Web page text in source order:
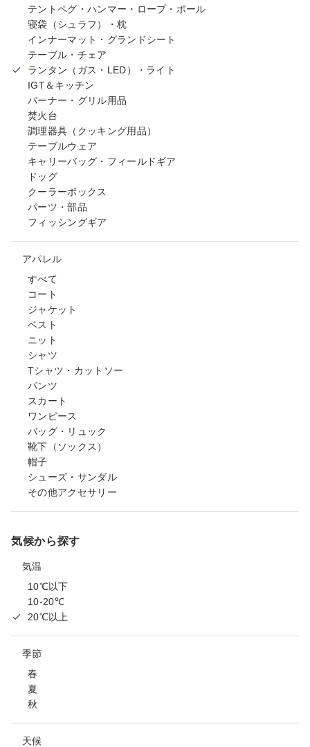
テントペグ・ハンマー・ロープ・ポール
寝袋（シュラフ）・枕
インナーマット・グランドシート
テーブル・チェア
ランタン（ガス・LED）・ライト
IGT＆キッチン
バーナー・グリル用品
焚火台
調理器具（クッキング用品）
テーブルウェア
キャリーバッグ・フィールドギア
ドッグ
クーラーボックス
パーツ・部品
フィッシングギア
アパレル
すべて
コート
ジャケット
ベスト
ニット
シャツ
Tシャツ・カットソー
パンツ
スカート
ワンピース
バッグ・リュック
靴下（ソックス）
帽子
シューズ・サンダル
その他アクセサリー
気候から探す
気温
10℃以下
10-20℃
20℃以上
季節
春
夏
秋
天候